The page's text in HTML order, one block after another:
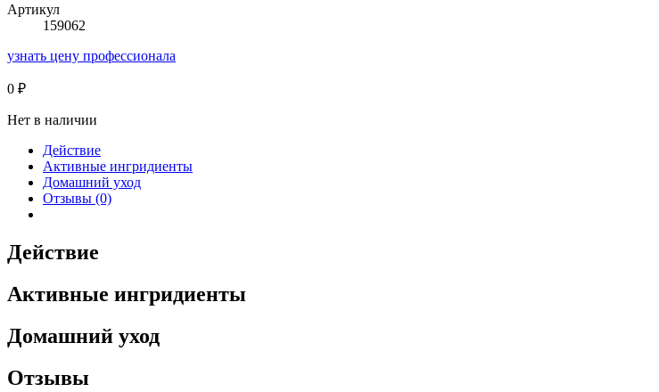
Артикул
159062
узнать цену профессионала
0 ₽
Нет в наличии
Действие
Активные ингридиенты
Домашний уход
Отзывы (0)
Действие
Активные ингридиенты
Домашний уход
Отзывы